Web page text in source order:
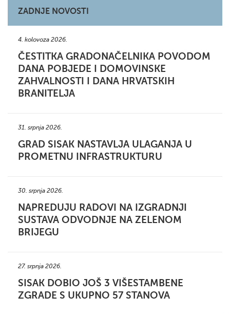
ZADNJE NOVOSTI
4. kolovoza 2026.
ČESTITKA GRADONAČELNIKA POVODOM
DANA POBJEDE I DOMOVINSKE
ZAHVALNOSTI I DANA HRVATSKIH
BRANITELJA
31. srpnja 2026.
GRAD SISAK NASTAVLJA ULAGANJA U
PROMETNU INFRASTRUKTURU
30. srpnja 2026.
NAPREDUJU RADOVI NA IZGRADNJI
SUSTAVA ODVODNJE NA ZELENOM
BRIJEGU
27. srpnja 2026.
SISAK DOBIO JOŠ 3 VIŠESTAMBENE
ZGRADE S UKUPNO 57 STANOVA